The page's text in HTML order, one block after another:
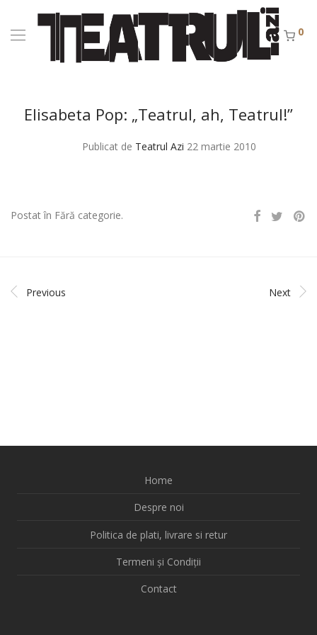
0
Elisabeta Pop: „Teatrul, ah, Teatrul!”
Publicat de Teatrul Azi 22 martie 2010
Postat în Fără categorie.
Previous Next
Home
Despre noi
Politica de plati, livrare si retur
Termeni și Condiții
Contact